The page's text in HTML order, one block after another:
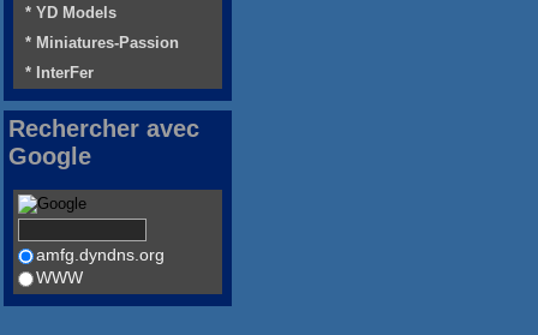
* YD Models
* Miniatures-Passion
* InterFer
Rechercher avec
Google
amfg.dyndns.org
WWW